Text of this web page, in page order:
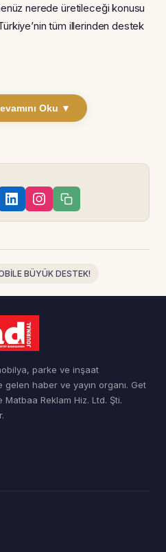
nerede üretileceği konusu
tüm illerinden destek
Oku ▼
BÜYÜK DESTEK!
parke ve inşaat
haber ve yayın organı. Get
Reklam Hiz. Ltd. Şti.